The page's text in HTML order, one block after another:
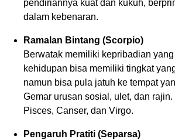
pendiriannya kuat dan kukuh,
dalam kebenaran.
Ramalan Bintang (Scorpio)
Berwatak memiliki kepribadian
kehidupan bisa memiliki tingkat
namun bisa pula jatuh ke tempat
Gemar urusan sosial, ulet, dan
Pisces, Canser, dan Virgo.
Pengaruh Pratiti (Separsa)